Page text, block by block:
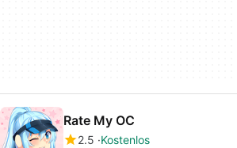
Rate My OC
2.5 Kostenlos